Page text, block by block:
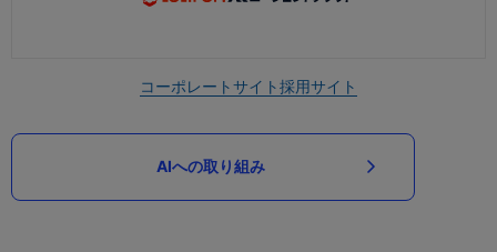
コーポレートサイト採用サイト
AIへの取り組み